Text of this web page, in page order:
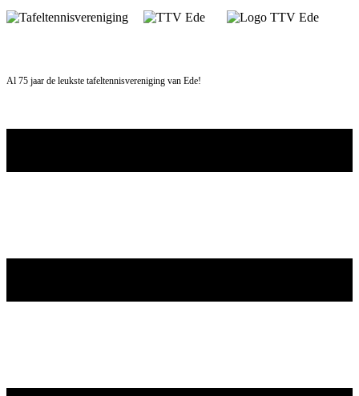
Skip
to
Al 75 jaar de leukste tafeltennisvereniging van Ede!